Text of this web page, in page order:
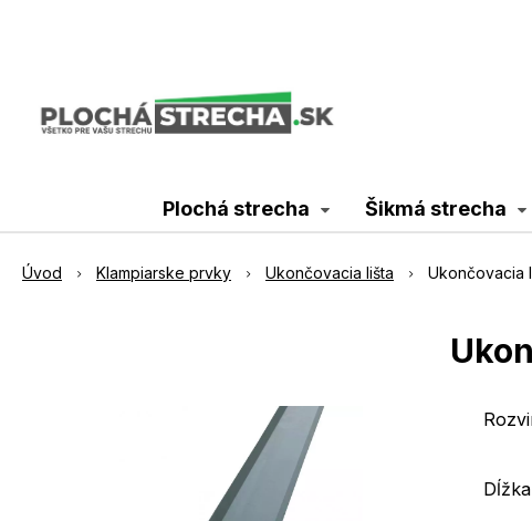
Plochá strecha Šikmá strecha
Úvod Klampiarske prvky Ukončovacia lišta Ukončovacia